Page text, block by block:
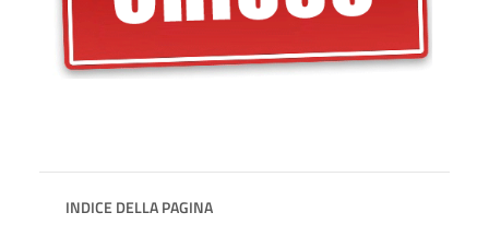
INDICE DELLA PAGINA